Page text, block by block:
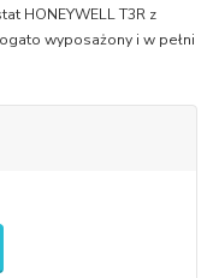
HONEYWELL T3R z
wyposażony i w pełni